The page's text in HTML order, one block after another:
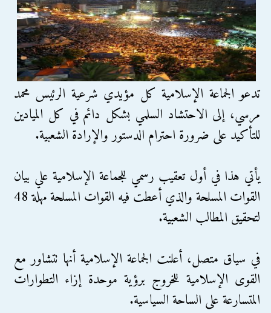
تدعو الجماعة الإسلامية كل مؤيدي شرعية الرئيس محمد
مرسي، إلى الاحتشاد السلمي بشكل دائم في كل الميادين
للتأكيد على ضرورة احترام الدستور والإرادة الشعبية.
يأتي هذا في أول تعقيب رسمي للجماعة الإسلامية علي بيان
القوات المسلحة والذي أعطت فيه القوات المسلحة مهلة 48
لتحقيق المطالب الشعبية.
في سياق متصل، أعلنت الجماعة الإسلامية أنها تتشاور مع
القوى الإسلامية للخروج برؤية موحدة إزاء التطوارات
المتسارعة على الساحة السياسية.